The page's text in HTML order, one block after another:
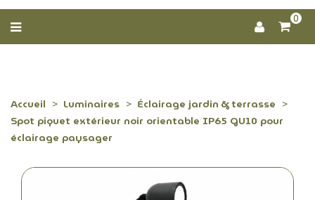
0
Accueil Luminaires
Éclairage jardin & terrasse
Spot piquet extérieur noir orientable IP65 GU10 pour
éclairage paysager